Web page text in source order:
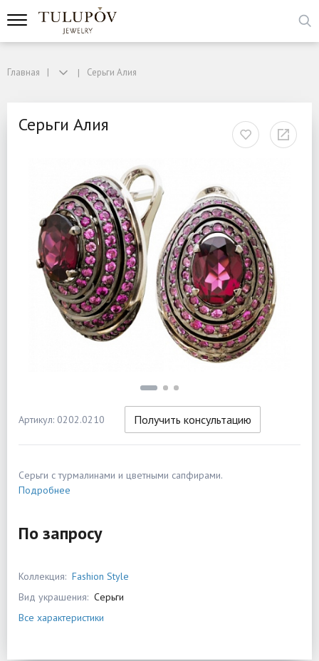
Главная Серьги Алия
Серьги Алия
Артикул: 0202.0210 Получить консультацию
Серьги с турмалинами и цветными сапфирами.
Подробнее
По запросу
Коллекция: Fashion Style
Вид украшения: Серьги
Все характеристики